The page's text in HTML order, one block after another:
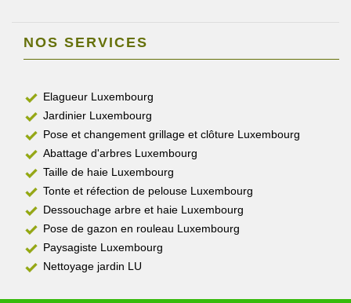
NOS SERVICES
Elagueur Luxembourg
Jardinier Luxembourg
Pose et changement grillage et clôture Luxembourg
Abattage d'arbres Luxembourg
Taille de haie Luxembourg
Tonte et réfection de pelouse Luxembourg
Dessouchage arbre et haie Luxembourg
Pose de gazon en rouleau Luxembourg
Paysagiste Luxembourg
Nettoyage jardin LU